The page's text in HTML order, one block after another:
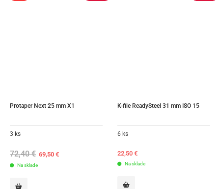
Protaper Next 25 mm X1
3 ks
72,40€ Original
price
69,50€Current
price
Na sklade
K-file ReadySteel 31 mm ISO 15
6 ks
22,50 €
Na sklade